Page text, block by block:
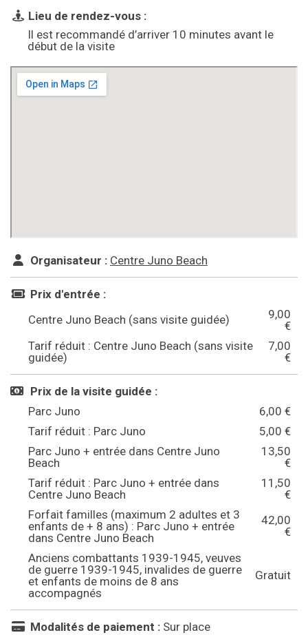
Lieu de rendez-vous :
Il est recommandé d’arriver 10 minutes avant le
début de la visite
Organisateur : Centre Juno Beach
Prix d'entrée :
Centre Juno Beach (sans visite guidée)
9,00
€
Tarif réduit : Centre Juno Beach (sans visite
guidée)
7,00
€
Prix de la visite guidée :
Parc Juno
6,00 €
Tarif réduit : Parc Juno
5,00 €
Parc Juno + entrée dans Centre Juno
Beach
13,50
€
Tarif réduit : Parc Juno + entrée dans
Centre Juno Beach
11,50
€
Forfait familles (maximum 2 adultes et 3
enfants de + 8 ans) : Parc Juno + entrée
dans Centre Juno Beach
42,00
€
Anciens combattants 1939-1945, veuves
de guerre 1939-1945, invalides de guerre
et enfants de moins de 8 ans
accompagnés
Gratuit
Modalités de paiement : Sur place